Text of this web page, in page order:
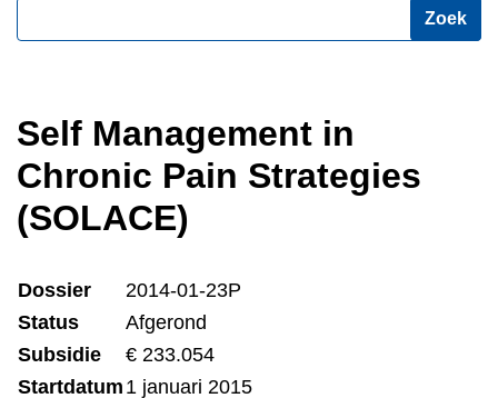
Self Management in
Chronic Pain Strategies
(SOLACE)
Dossier
2014-01-23P
Status
Afgerond
Subsidie
€ 233.054
Startdatum 1 januari 2015